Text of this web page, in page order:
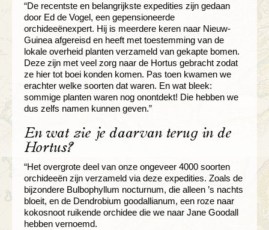
“De recentste en belangrijkste expedities zijn gedaan
door Ed de Vogel, een gepensioneerde
orchideeënexpert. Hij is meerdere keren naar Nieuw-
Guinea afgereisd en heeft met toestemming van de
lokale overheid planten verzameld van gekapte bomen.
Deze zijn met veel zorg naar de Hortus gebracht zodat
ze hier tot boei konden komen. Pas toen kwamen we
erachter welke soorten dat waren. En wat bleek:
sommige planten waren nog onontdekt! Die hebben we
dus zelfs namen kunnen geven.”
En wat zie je daarvan terug in de
Hortus?
“Het overgrote deel van onze ongeveer 4000 soorten
orchideeën zijn verzameld via deze expedities. Zoals de
bijzondere Bulbophyllum nocturnum, die alleen ’s nachts
bloeit, en de Dendrobium goodallianum, een roze naar
kokosnoot ruikende orchidee die we naar Jane Goodall
hebben vernoemd.